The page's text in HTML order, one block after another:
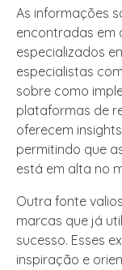
As informações
encontradas em
especializados
especialistas
sobre como
plataformas de
oferecem
permitindo que
está em alta no
Outra fonte
marcas que já
sucesso. Esses
inspiração e